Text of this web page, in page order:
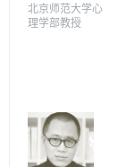
北京师范大学心
理学部教授